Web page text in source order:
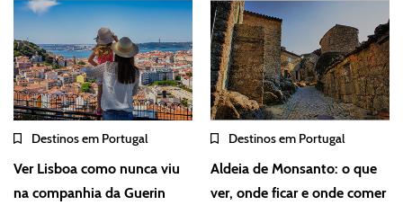
Destinos em Portugal
Ver Lisboa como nunca viu
na companhia da Guerin
Destinos em Portugal
Aldeia de Monsanto: o que
ver, onde ficar e onde comer